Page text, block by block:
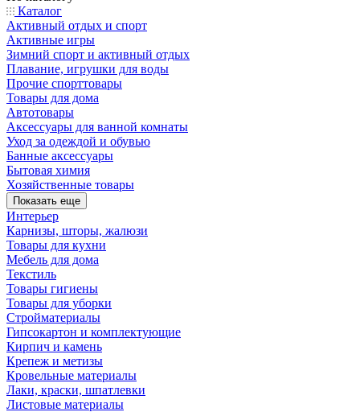
Каталог
Активный отдых и спорт
Активные игры
Зимний спорт и активный отдых
Плавание, игрушки для воды
Прочие спорттовары
Товары для дома
Автотовары
Аксессуары для ванной комнаты
Уход за одеждой и обувью
Банные аксессуары
Бытовая химия
Хозяйственные товары
Показать еще
Интерьер
Карнизы, шторы, жалюзи
Товары для кухни
Мебель для дома
Текстиль
Товары гигиены
Товары для уборки
Стройматериалы
Гипсокартон и комплектующие
Кирпич и камень
Крепеж и метизы
Кровельные материалы
Лаки, краски, шпатлевки
Листовые материалы